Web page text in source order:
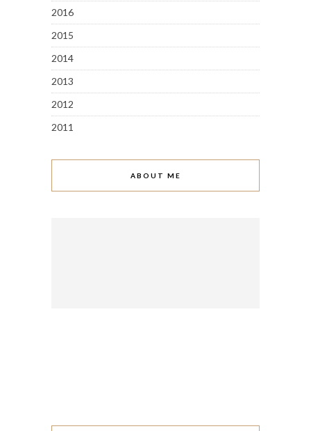
2016
2015
2014
2013
2012
2011
ABOUT ME